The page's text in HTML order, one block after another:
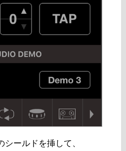
ールドを挿して、